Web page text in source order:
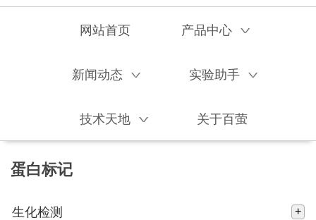
网站首页 产品中心 V
新闻动态 V 实验助手 V
技术天地 V 关于百萤
蛋白标记
生化检测 +